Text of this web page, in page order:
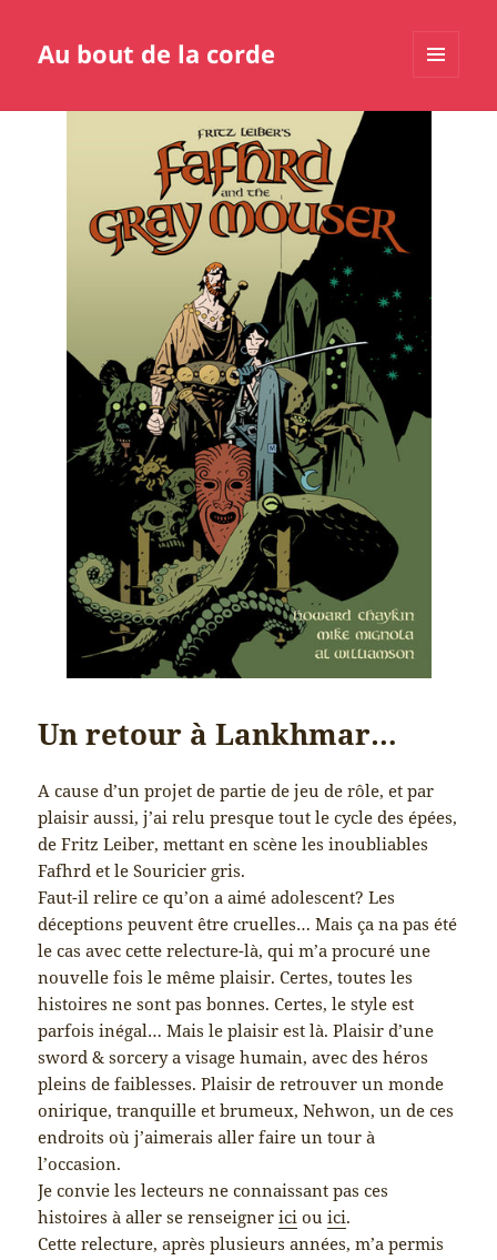
Au bout de la corde
Un retour à Lankhmar…
A cause d’un projet de partie de jeu de rôle, et par
plaisir aussi, j’ai relu presque tout le cycle des épées,
de Fritz Leiber, mettant en scène les inoubliables
Fafhrd et le Souricier gris.
Faut-il relire ce qu’on a aimé adolescent? Les
déceptions peuvent être cruelles… Mais ça na pas été
le cas avec cette relecture-là, qui m’a procuré une
nouvelle fois le même plaisir. Certes, toutes les
histoires ne sont pas bonnes. Certes, le style est
parfois inégal… Mais le plaisir est là. Plaisir d’une
sword & sorcery a visage humain, avec des héros
pleins de faiblesses. Plaisir de retrouver un monde
onirique, tranquille et brumeux, Nehwon, un de ces
endroits où j’aimerais aller faire un tour à
l’occasion.
Je convie les lecteurs ne connaissant pas ces
histoires à aller se renseignerici ouici.
Cette relecture, après plusieurs années, m’a permis